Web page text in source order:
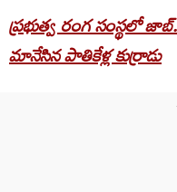
ప్రభుత్వ రంగ సంస్థలో
మానేసిన పాతికేళ్ల కుర్రాడు